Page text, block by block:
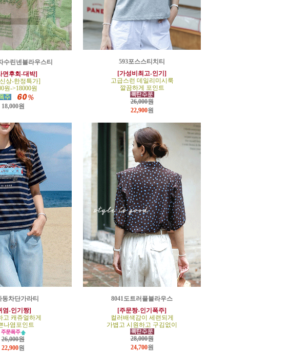
수린넨블라우스티
면후회-대박]
상-한정특가]
원->18000원
18,000원
593포스스티치티
[가성비최고-인기]
고급스런 데일리미시룩
깔끔하게 포인트
26,000원
22,900원
동차단가라티
염-인기짱]
고 캐쥬얼하게
나염포인트
26,000원
22,900원
8041도트러플블라우스
[주문짱-인기폭주]
컬러배색감이 세련되게
가볍고 시원하고 구김없이
28,000원
24,700원